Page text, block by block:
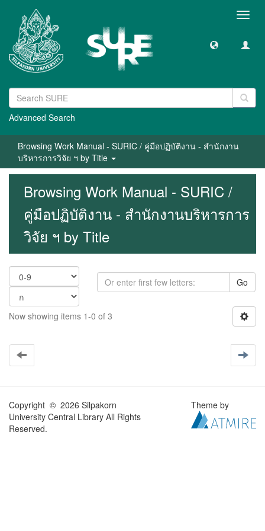
Advanced Search
Browsing Work Manual - SURIC / คู่มือปฏิบัติงาน - สำนักงาน
บริหารการวิจัย ฯ by Title
Browsing Work Manual - SURIC /
คู่มือปฏิบัติงาน - สำนักงานบริหารการ
วิจัย ฯ by Title
Go
Now showing items 1-0 of 3
Copyright © 2026 Silpakorn
University Central Library All Rights
Reserved.
Theme by